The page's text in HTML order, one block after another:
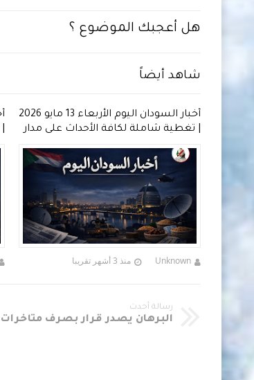
هل أعجبك الموضوع ؟
شاهد أيضاً
أخبار السودان اليوم الثلاثاء 12 مايو 2026
| تغطية شاملة لكافة الأحداث خلال
Unknown منذ 3 أشهر تقريبا
رسالة أحدث